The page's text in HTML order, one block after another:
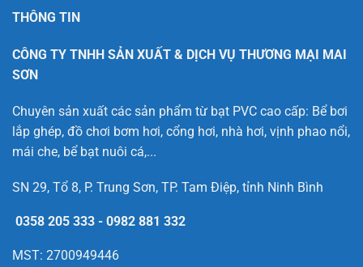
THÔNG TIN
CÔNG TY TNHH SẢN XUẤT & DỊCH VỤ THƯƠNG MẠI MAI
SƠN
Chuyên sản xuất các sản phẩm từ bạt PVC cao cấp: Bể bơi
lắp ghép, đồ chơi bơm hơi, cổng hơi, nhà hơi, vịnh phao nổi,
mái che, bể bạt nuôi cá,...
SN 29, Tổ 8, P. Trung Sơn, TP. Tam Điệp, tỉnh Ninh Bình
0358 205 333 - 0982 881 332
MST: 2700949446